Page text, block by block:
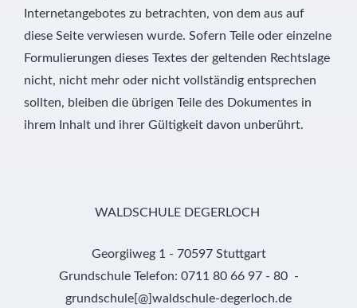
Internetangebotes zu betrachten, von dem aus auf
diese Seite verwiesen wurde. Sofern Teile oder einzelne
Formulierungen dieses Textes der geltenden Rechtslage
nicht, nicht mehr oder nicht vollständig entsprechen
sollten, bleiben die übrigen Teile des Dokumentes in
ihrem Inhalt und ihrer Gültigkeit davon unberührt.
WALDSCHULE DEGERLOCH
Georgiiweg 1 - 70597 Stuttgart
Grundschule Telefon: 0711 80 66 97 - 80 -
grundschule[@]waldschule-degerloch.de